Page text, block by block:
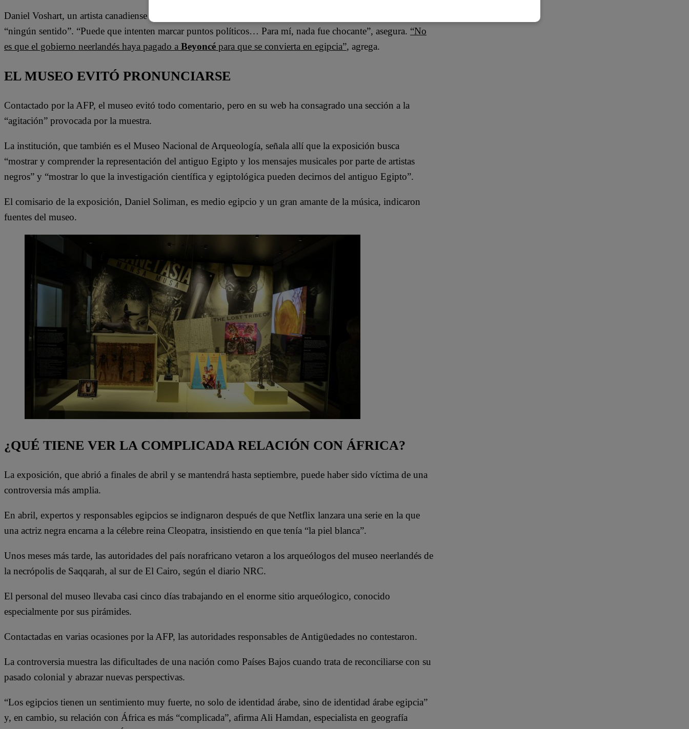
Daniel Voshart, un artista canadiense de 37 años, opina que la reacción egipcia a la exposición no tenía
“ningún sentido”. “Puede que intenten marcar puntos políticos… Para mí, nada fue chocante”, asegura. “No
es que el gobierno neerlandés haya pagado a Beyoncé para que se convierta en egipcia”, agrega.
EL MUSEO EVITÓ PRONUNCIARSE
Contactado por la AFP, el museo evitó todo comentario, pero en su web ha consagrado una sección a la
“agitación” provocada por la muestra.
La institución, que también es el Museo Nacional de Arqueología, señala allí que la exposición busca
“mostrar y comprender la representación del antiguo Egipto y los mensajes musicales por parte de artistas
negros” y “mostrar lo que la investigación científica y egiptológica pueden decirnos del antiguo Egipto”.
El comisario de la exposición, Daniel Soliman, es medio egipcio y un gran amante de la música, indicaron
fuentes del museo.
¿QUÉ TIENE VER LA COMPLICADA RELACIÓN CON ÁFRICA?
La exposición, que abrió a finales de abril y se mantendrá hasta septiembre, puede haber sido víctima de una
controversia más amplia.
En abril, expertos y responsables egipcios se indignaron después de que Netflix lanzara una serie en la que
una actriz negra encarna a la célebre reina Cleopatra, insistiendo en que tenía “la piel blanca”.
Unos meses más tarde, las autoridades del país norafricano vetaron a los arqueólogos del museo neerlandés de
la necrópolis de Saqqarah, al sur de El Cairo, según el diario NRC.
El personal del museo llevaba casi cinco días trabajando en el enorme sitio arqueólogico, conocido
especialmente por sus pirámides.
Contactadas en varias ocasiones por la AFP, las autoridades responsables de Antigüedades no contestaron.
La controversia muestra las dificultades de una nación como Países Bajos cuando trata de reconciliarse con su
pasado colonial y abrazar nuevas perspectivas.
“Los egipcios tienen un sentimiento muy fuerte, no solo de identidad árabe, sino de identidad árabe egipcia”
y, en cambio, su relación con África es más “complicada”, afirma Ali Hamdan, especialista en geografía